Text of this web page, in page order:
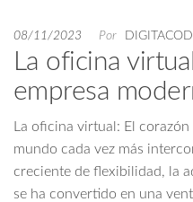
08/11/2023 Por
La oficina
empresa
La oficina virtual: El
mundo cada vez más
creciente de flexibilidad, la
se ha convertido en una